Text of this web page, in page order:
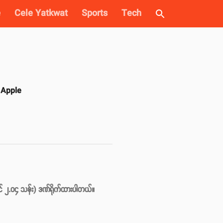
Cele Yatkwat Sports Tech
င် ၂.၀၄ သန်း) ဒဏ်ရိုက်ထားပါတယ်။